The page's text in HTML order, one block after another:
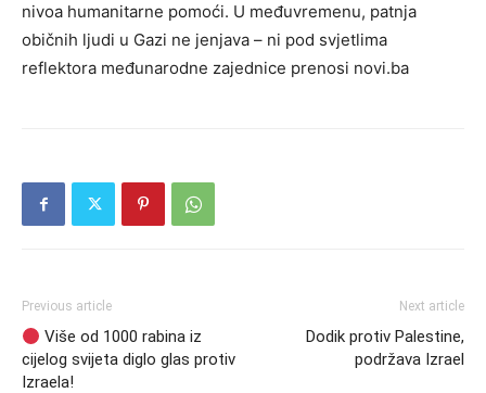
nivoa humanitarne pomoći. U međuvremenu, patnja
običnih ljudi u Gazi ne jenjava – ni pod svjetlima
reflektora međunarodne zajednice prenosi novi.ba
Previous article
Više od 1000 rabina iz
cijelog svijeta diglo glas protiv
Izraela!
Next article
Dodik protiv Palestine,
podržava Izrael